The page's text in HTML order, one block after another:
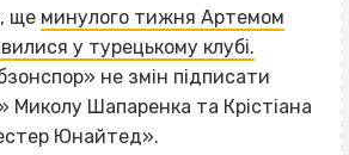
ще минулого тижня Артемом
у турецькому клубі.
не змін підписати
Миколу Шапаренка та Крістіана
Юнайтед».